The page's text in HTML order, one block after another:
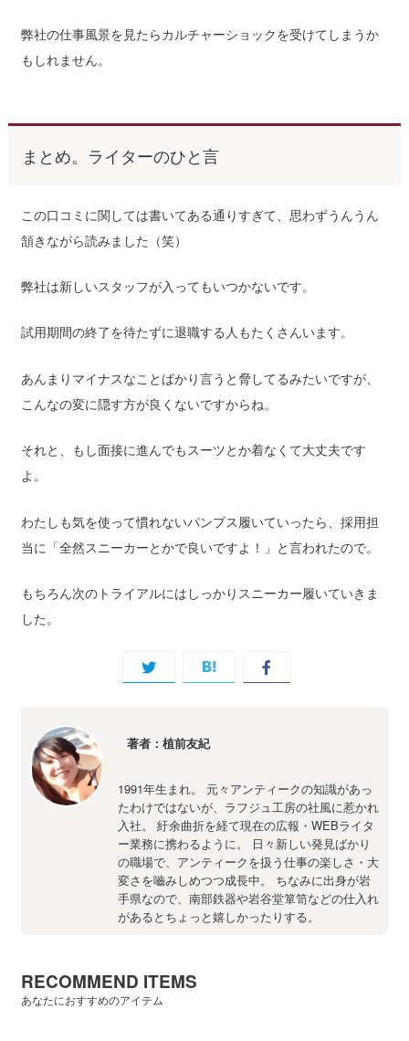
弊社の仕事風景を見たらカルチャーショックを受けてしまうか
もしれません。
まとめ。ライターのひと言
この口コミに関しては書いてある通りすぎて、思わずうんうん
頷きながら読みました（笑）
弊社は新しいスタッフが入ってもいつかないです。
試用期間の終了を待たずに退職する人もたくさんいます。
あんまりマイナスなことばかり言うと脅してるみたいですが、
こんなの変に隠す方が良くないですからね。
それと、もし面接に進んでもスーツとか着なくて大丈夫です
よ。
わたしも気を使って慣れないパンプス履いていったら、採用担
当に「全然スニーカーとかで良いですよ！」と言われたので。
もちろん次のトライアルにはしっかりスニーカー履いていきま
した。
著者：植前友紀
1991年生まれ。 元々アンティークの知識があっ
たわけではないが、ラフジュ工房の社風に惹かれ
入社。 紆余曲折を経て現在の広報・WEBライタ
ー業務に携わるように。 日々新しい発見ばかり
の職場で、アンティークを扱う仕事の楽しさ・大
変さを嚙みしめつつ成長中。 ちなみに出身が岩
手県なので、南部鉄器や岩谷堂箪笥などの仕入れ
があるとちょっと嬉しかったりする。
RECOMMEND ITEMS
あなたにおすすめのアイテム